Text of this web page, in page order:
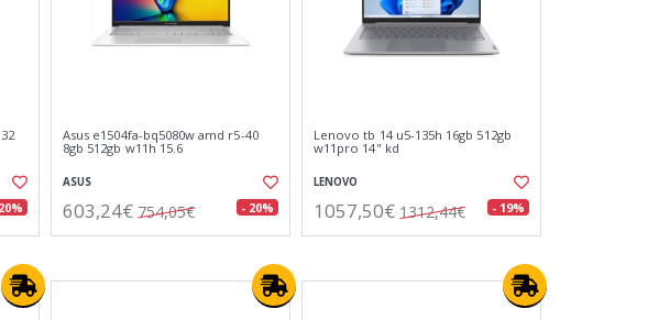
Asus e1504fa-bq5080w amd r5-40
8gb 512gb w11h 15.6
ASUS
603,24€ 754,05€ - 20%
Lenovo tb 14 u5-135h 16gb 512gb
w11pro 14" kd
LENOVO
1057,50€ 1312,44€ - 19%